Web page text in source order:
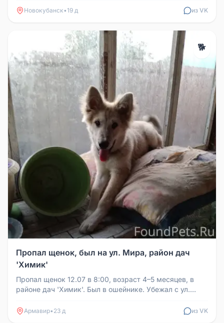
Новокубанск•19 д из VK
🐕
Пропал щенок, был на ул. Мира, район дач
'Химик'
Пропал щенок 12.07 в 8:00, возраст 4–5 месяцев, в
районе дач 'Химик'. Был в ошейнике. Убежал с ул.
Армавир• 23 д из VK